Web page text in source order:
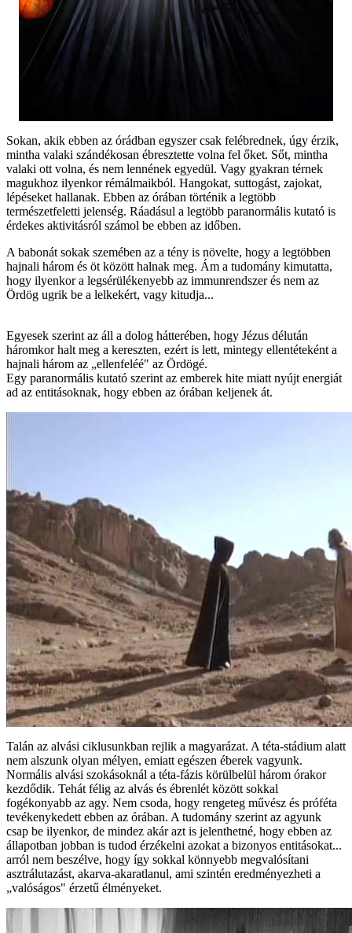
Sokan, akik ebben az órádban egyszer csak felébrednek, úgy érzik,
mintha valaki szándékosan ébresztette volna fel őket. Sőt, mintha
valaki ott volna, és nem lennének egyedül. Vagy gyakran térnek
magukhoz ilyenkor rémálmaikból. Hangokat, suttogást, zajokat,
lépéseket hallanak. Ebben az órában történik a legtöbb
természetfeletti jelenség. Ráadásul a legtöbb paranormális kutató is
érdekes aktivitásról számol be ebben az időben.
A babonát sokak szemében az a tény is növelte, hogy a legtöbben
hajnali három és öt között halnak meg. Ám a tudomány kimutatta,
hogy ilyenkor a legsérülékenyebb az immunrendszer és nem az
Ördög ugrik be a lelkekért, vagy kitudja...
Egyesek szerint az áll a dolog hátterében, hogy Jézus délután
háromkor halt meg a kereszten, ezért is lett, mintegy ellentéteként a
hajnali három az „ellenfeléé" az Ördögé.
Egy paranormális kutató szerint az emberek hite miatt nyújt energiát
ad az entitásoknak, hogy ebben az órában keljenek át.
Talán az alvási ciklusunkban rejlik a magyarázat. A téta-stádium alatt
nem alszunk olyan mélyen, emiatt egészen éberek vagyunk.
Normális alvási szokásoknál a téta-fázis körülbelül három órakor
kezdődik. Tehát félig az alvás és ébrenlét között sokkal
fogékonyabb az agy. Nem csoda, hogy rengeteg művész és próféta
tevékenykedett ebben az órában. A tudomány szerint az agyunk
csap be ilyenkor, de mindez akár azt is jelenthetné, hogy ebben az
állapotban jobban is tudod érzékelni azokat a bizonyos entitásokat...
arról nem beszélve, hogy így sokkal könnyebb megvalósítani
asztrálutazást, akarva-akaratlanul, ami szintén eredményezheti a
„valóságos" érzetű élményeket.